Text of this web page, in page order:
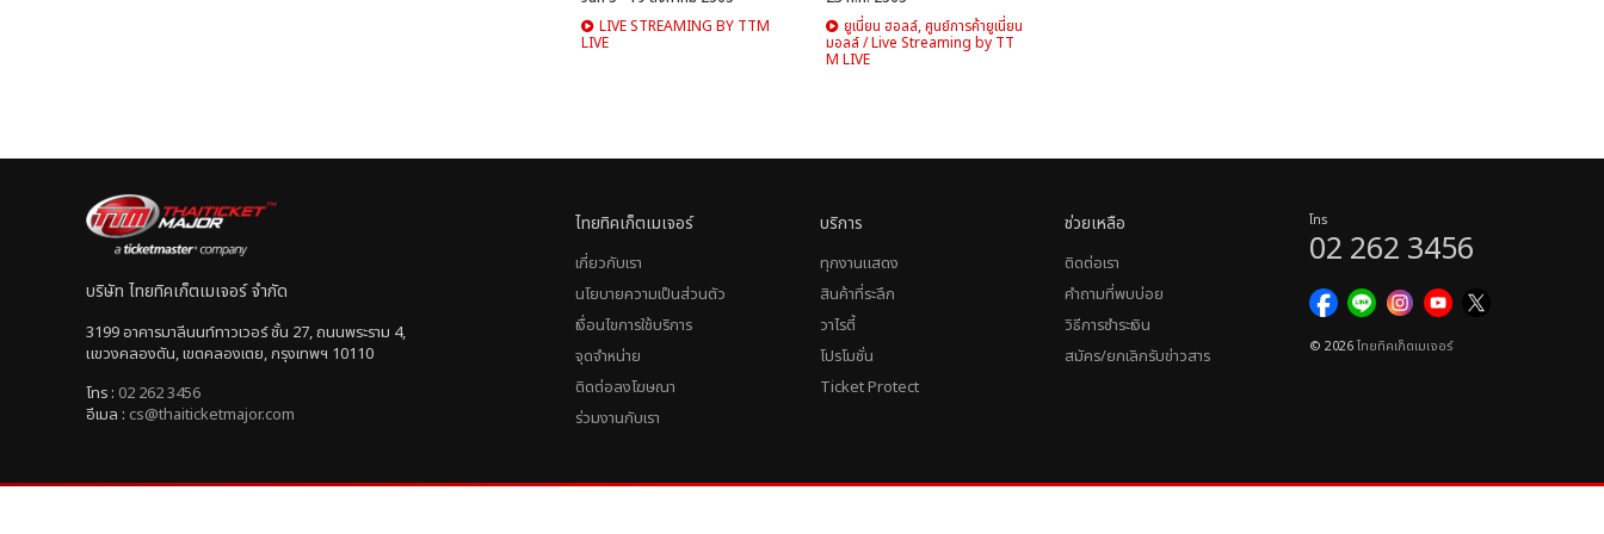
LIVE STREAMING BY TTM
LIVE
ยูเนี่ยน ฮอลล์, ศูนย์การค้ายูเนี่ยน
มอลล์ / Live Streaming by TT
M LIVE
บริษัท ไทยทิคเก็ตเมเจอร์ จำกัด
3199 อาคารมาลีนนท์ทาวเวอร์ ชั้น 27, ถนนพระราม 4,
แขวงคลองตัน, เขตคลองเตย, กรุงเทพฯ 10110
โทร : 02 262 3456
อีเมล : cs@thaiticketmajor.com
ไทยทิคเก็ตเมเจอร์
เกี่ยวกับเรา
นโยบายความเป็นส่วนตัว
เงื่อนไขการใช้บริการ
จุดจำหน่าย
ติดต่อลงโฆษณา
ร่วมงานกับเรา
บริการ
ทุกงานแสดง
สินค้าที่ระลึก
วาไรตี้
โปรโมชั่น
Ticket Protect
ช่วยเหลือ
ติดต่อเรา
คำถามที่พบบ่อย
วิธีการชำระเงิน
สมัคร/ยกเลิกรับข่าวสาร
โทร
02 262 3456
© 2026ไทยทิคเก็ตเมเจอร์